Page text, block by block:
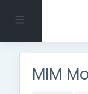
側板
MIM